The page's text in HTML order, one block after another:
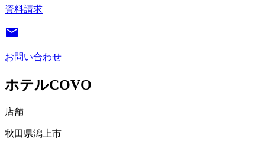
資料請求
お問い合わせ
ホテルCOVO
店舗
秋田県潟上市